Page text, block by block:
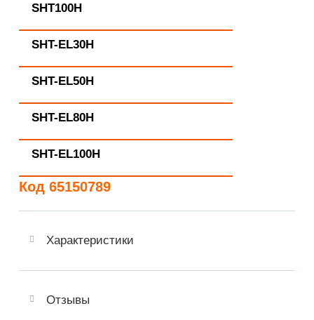
SHT100H
SHT-EL30H
SHT-EL50H
SHT-EL80H
SHT-EL100H
Код 65150789
Характеристики
Отзывы